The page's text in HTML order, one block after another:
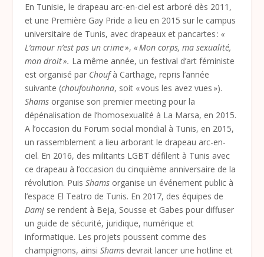
En Tunisie, le drapeau arc-en-ciel est arboré dès 2011,
et une Première Gay Pride a lieu en 2015 sur le campus
universitaire de Tunis, avec drapeaux et pancartes :«
L’amour n’est pas un crime »,« Mon corps, ma sexualité,
mon droit ». La même année, un festival d’art féministe
est organisé par Choufà Carthage, repris l’année
suivante (choufouhonna, soit « vous les avez vues »).
Shams organise son premier meeting pour la
dépénalisation de l’homosexualité à La Marsa, en 2015.
A l’occasion du Forum social mondial à Tunis, en 2015,
un rassemblement a lieu arborant le drapeau arc-en-
ciel. En 2016, des militants LGBT défilent à Tunis avec
ce drapeau à l’occasion du cinquième anniversaire de la
révolution. PuisShams organise un événement public à
l’espace El Teatro de Tunis. En 2017, des équipes de
Damj se rendent à Beja, Sousse et Gabes pour diffuser
un guide de sécurité, juridique, numérique et
informatique. Les projets poussent comme des
champignons, ainsiShams devrait lancer une hotline et